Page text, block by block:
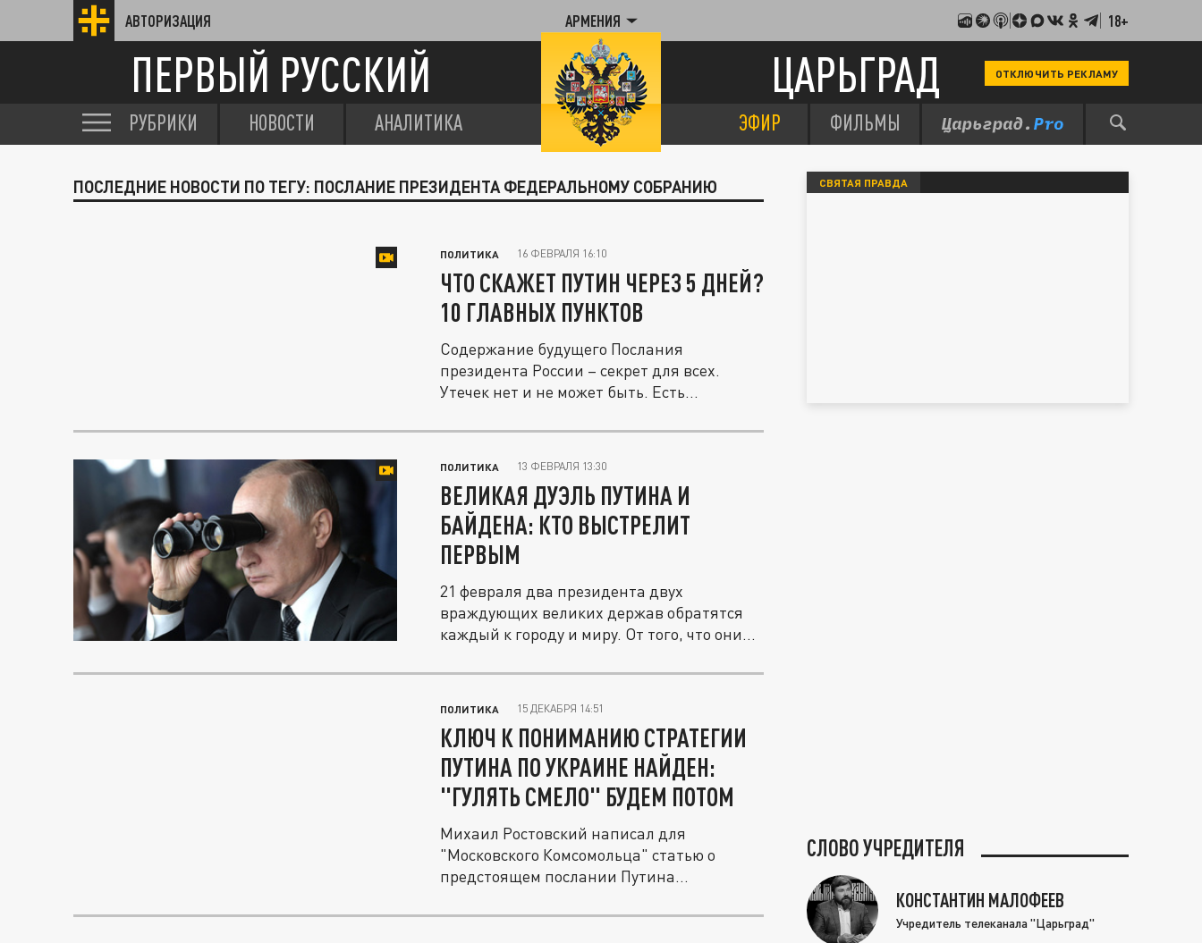
АВТОРИЗАЦИЯ АРМЕНИЯ 18+
ПЕРВЫЙ РУССКИЙ ЦАРЬГРАД ОТКЛЮЧИТЬ РЕКЛАМУ
РУБРИКИ НОВОСТИ АНАЛИТИКА ЭФИР ФИЛЬМЫ
ПОСЛЕДНИЕ НОВОСТИ ПО ТЕГУ: ПОСЛАНИЕ ПРЕЗИДЕНТА ФЕДЕРАЛЬНОМУ СОБРАНИЮ
ПОЛИТИКА 16 ФЕВРАЛЯ 16:10
ЧТО СКАЖЕТ ПУТИН ЧЕРЕЗ 5 ДНЕЙ?
10 ГЛАВНЫХ ПУНКТОВ
Содержание будущего Послания
президента России – секрет для всех.
Утечек нет и не может быть. Есть...
ПОЛИТИКА 13 ФЕВРАЛЯ 13:30
ВЕЛИКАЯ ДУЭЛЬ ПУТИНА И
БАЙДЕНА: КТО ВЫСТРЕЛИТ
ПЕРВЫМ
21 февраля два президента двух
враждующих великих держав обратятся
каждый к городу и миру. От того, что они...
ПОЛИТИКА 15 ДЕКАБРЯ 14:51
КЛЮЧ К ПОНИМАНИЮ СТРАТЕГИИ
ПУТИНА ПО УКРАИНЕ НАЙДЕН:
"ГУЛЯТЬ СМЕЛО" БУДЕМ ПОТОМ
Михаил Ростовский написал для
"Московского Комсомольца" статью о
предстоящем послании Путина
СВЯТАЯ ПРАВДА
СЛОВО УЧРЕДИТЕЛЯ
КОНСТАНТИН МАЛОФЕЕВ
Учредитель телеканала "Царьград"